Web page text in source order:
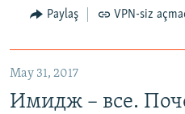
Paylaş VPN-siz
May 31, 2017
Имидж – все.